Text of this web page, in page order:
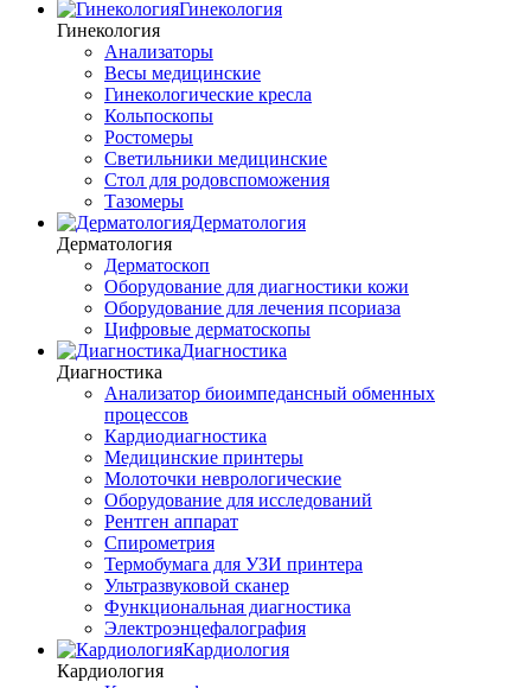
Гинекология
Гинекология
Анализаторы
Весы медицинские
Гинекологические кресла
Кольпоскопы
Ростомеры
Светильники медицинские
Стол для родовспоможения
Тазомеры
Дерматология
Дерматология
Дерматоскоп
Оборудование для диагностики кожи
Оборудование для лечения псориаза
Цифровые дерматоскопы
Диагностика
Диагностика
Анализатор биоимпедансный обменных
процессов
Кардиодиагностика
Медицинские принтеры
Молоточки неврологические
Оборудование для исследований
Рентген аппарат
Спирометрия
Термобумага для УЗИ принтера
Ультразвуковой сканер
Функциональная диагностика
Электроэнцефалография
Кардиология
Кардиология